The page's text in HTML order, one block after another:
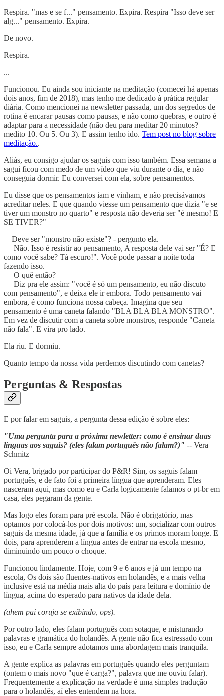
Respira. "mas e se f..." pensamento. Expira. Respira "Isso deve ser
alg..." pensamento. Expira.
De novo.
Respira.
...
Funcionou. Eu ainda sou iniciante na meditação (comecei há apenas
dois anos, fim de 2018), mas tenho me dedicado à prática regular
diária. Como mencionei na newsletter passada, um dos segredos de
rotina é encarar pausas como pausas, e não como quebras, e outro é
adaptar para a necessidade (não deu para meditar 20 minutos?
medito 10. Ou 5. Ou 3). E assim tenho ido. Tem post no blog sobre
meditação..
Aliás, eu consigo ajudar os saguis com isso também. Essa semana a
sagui ficou com medo de um vídeo que viu durante o dia, e não
conseguia dormir. Eu conversei com ela, sobre pensamentos.
Eu disse que os pensamentos iam e vinham, e não precisávamos
acreditar neles. E que quando viesse um pensamento que dizia "e se
tiver um monstro no quarto" e resposta não deveria ser "é mesmo! E
SE TIVER?"
—Deve ser "monstro não existe"? - pergunto ela.
— Não. Isso é resistir ao pensamento, A resposta dele vai ser "É? E
como você sabe? Tá escuro!". Você pode passar a noite toda
fazendo isso.
— O quê então?
— Diz pra ele assim: "você é só um pensamento, eu não discuto
com pensamento", e deixa ele ir embora. Todo pensamento vai
embora, é como funciona nossa cabeça. Imagina que seu
pensamento é uma caneta falando "BLA BLA BLA MONSTRO".
Em vez de discutir com a caneta sobre monstros, responde "Caneta
não fala". E vira pro lado.
Ela riu. E dormiu.
Quanto tempo da nossa vida perdemos discutindo com canetas?
Perguntas & Respostas
E por falar em saguis, a pergunta dessa edição é sobre eles:
"Uma pergunta para a próxima newletter: como é ensinar duas
línguas aos saguis? (eles falam português não falam?)" -- Vera
Schmitz
Oi Vera, brigado por participar do P&R! Sim, os saguis falam
português, e de fato foi a primeira língua que aprenderam. Eles
nasceram aqui, mas como eu e Carla logicamente falamos o pt-br em
casa, eles pegaram da gente.
Mas logo eles foram para pré escola. Não é obrigatório, mas
optamos por colocá-los por dois motivos: um, socializar com outros
saguis da mesma idade, já que a família e os primos moram longe. E
dois, para aprenderem a língua antes de entrar na escola mesmo,
diminuindo um pouco o choque.
Funcionou lindamente. Hoje, com 9 e 6 anos e já um tempo na
escola, Os dois são fluentes-nativos em holandês, e a mais velha
inclusive está na média mais alta do país para leitura e domínio de
língua, acima do esperado para nativos da idade dela.
(ahem pai coruja se exibindo, ops).
Por outro lado, eles falam português com sotaque, e misturando
palavras e gramática do holandês. A gente não fica estressado com
isso, eu e Carla sempre adotamos uma abordagem mais tranquila.
A gente explica as palavras em português quando eles perguntam
(ontem o mais novo "que é carga?", palavra que me ouviu falar).
Frequentemente a explicação na verdade é uma simples tradução
para o holandês, aí eles entendem na hora.